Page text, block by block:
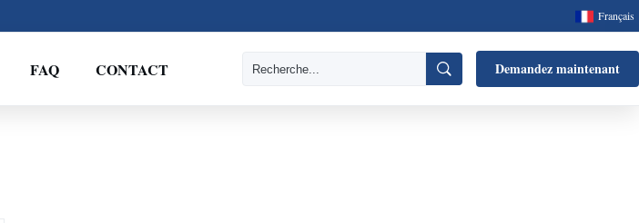
Français
FAQ CONTACT Demandez maintenant